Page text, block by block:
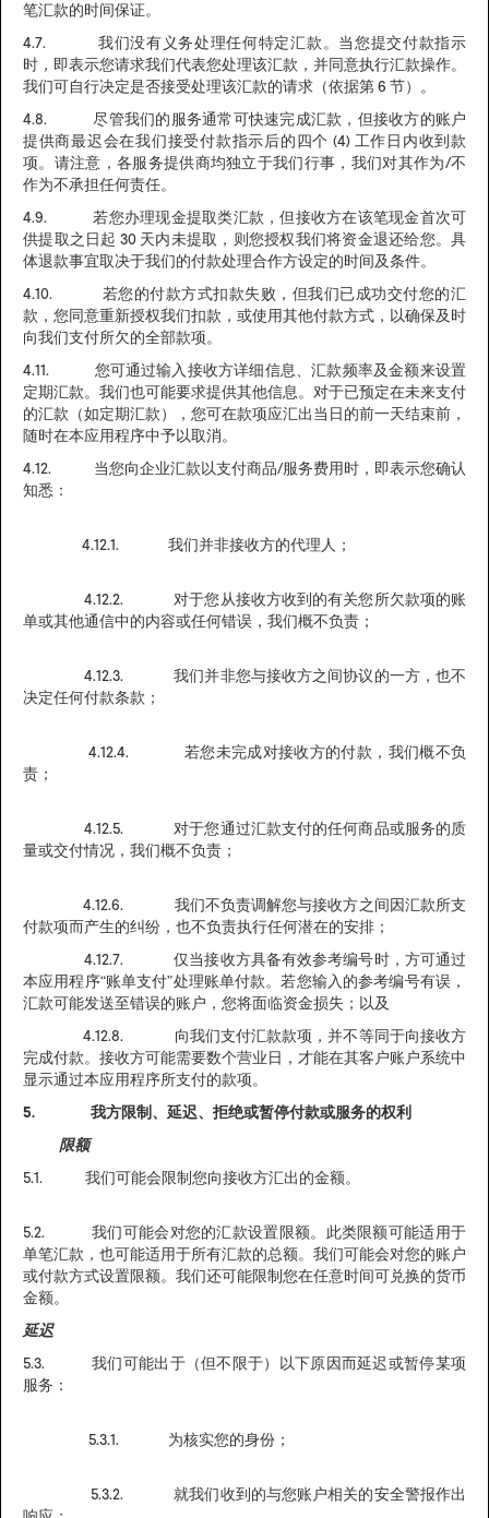
笔汇款的时间保证。
4.7. 我们没有义务处理任何特定汇款。当您提交付款指示
时，即表示您请求我们代表您处理该汇款，并同意执行汇款操作。
我们可自行决定是否接受处理该汇款的请求（依据第 6 节）。
4.8. 尽管我们的服务通常可快速完成汇款，但接收方的账户
提供商最迟会在我们接受付款指示后的四个 (4) 工作日内收到款
项。请注意，各服务提供商均独立于我们行事，我们对其作为/不
作为不承担任何责任。
4.9. 若您办理现金提取类汇款，但接收方在该笔现金首次可
供提取之日起 30 天内未提取，则您授权我们将资金退还给您。具
体退款事宜取决于我们的付款处理合作方设定的时间及条件。
4.10. 若您的付款方式扣款失败，但我们已成功交付您的汇
款，您同意重新授权我们扣款，或使用其他付款方式，以确保及时
向我们支付所欠的全部款项。
4.11. 您可通过输入接收方详细信息、汇款频率及金额来设置
定期汇款。我们也可能要求提供其他信息。对于已预定在未来支付
的汇款（如定期汇款），您可在款项应汇出当日的前一天结束前，
随时在本应用程序中予以取消。
4.12. 当您向企业汇款以支付商品/服务费用时，即表示您确认
知悉：
4.12.1. 我们并非接收方的代理人；
4.12.2. 对于您从接收方收到的有关您所欠款项的账
单或其他通信中的内容或任何错误，我们概不负责；
4.12.3. 我们并非您与接收方之间协议的一方，也不
决定任何付款条款；
4.12.4. 若您未完成对接收方的付款，我们概不负
责；
4.12.5. 对于您通过汇款支付的任何商品或服务的质
量或交付情况，我们概不负责；
4.12.6. 我们不负责调解您与接收方之间因汇款所支
付款项而产生的纠纷，也不负责执行任何潜在的安排；
4.12.7. 仅当接收方具备有效参考编号时，方可通过
本应用程序“账单支付”处理账单付款。若您输入的参考编号有误，
汇款可能发送至错误的账户，您将面临资金损失；以及
4.12.8. 向我们支付汇款款项，并不等同于向接收方
完成付款。接收方可能需要数个营业日，才能在其客户账户系统中
显示通过本应用程序所支付的款项。
5. 我方限制、延迟、拒绝或暂停付款或服务的权利
限额
5.1. 我们可能会限制您向接收方汇出的金额。
5.2. 我们可能会对您的汇款设置限额。此类限额可能适用于
单笔汇款，也可能适用于所有汇款的总额。我们可能会对您的账户
或付款方式设置限额。我们还可能限制您在任意时间可兑换的货币
金额。
延迟
5.3. 我们可能出于（但不限于）以下原因而延迟或暂停某项
服务：
5.3.1. 为核实您的身份；
5.3.2. 就我们收到的与您账户相关的安全警报作出